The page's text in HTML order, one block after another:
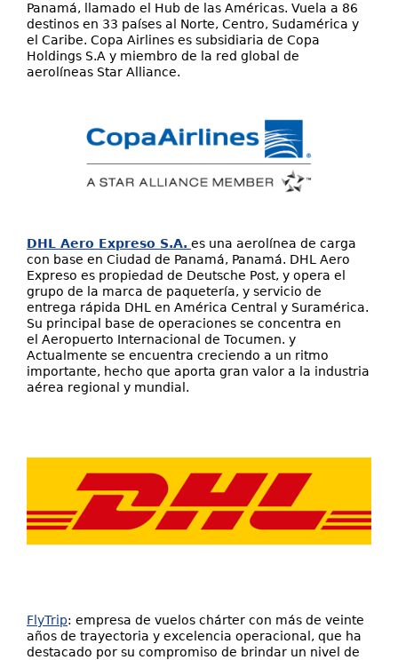
Panamá, llamado el Hub de las Américas. Vuela a 86
destinos en 33 países al Norte, Centro, Sudamérica y
el Caribe. Copa Airlines es subsidiaria de Copa
Holdings S.A y miembro de la red global de
aerolíneas Star Alliance.
DHL Aero Expreso S.A. es una aerolínea de carga
con base en Ciudad de Panamá, Panamá. DHL Aero
Expreso es propiedad de Deutsche Post,​ y opera el
grupo de la marca de paquetería, y servicio de
entrega rápida DHL en América Central y Suramérica.​
Su principal base de operaciones se concentra en
el Aeropuerto Internacional de Tocumen. y
Actualmente se encuentra creciendo a un ritmo
importante, hecho que aporta gran valor a la industria
aérea regional y mundial.
FlyTrip: empresa de vuelos chárter con más de veinte
años de trayectoria y excelencia operacional, que ha
destacado por su compromiso de brindar un nivel de